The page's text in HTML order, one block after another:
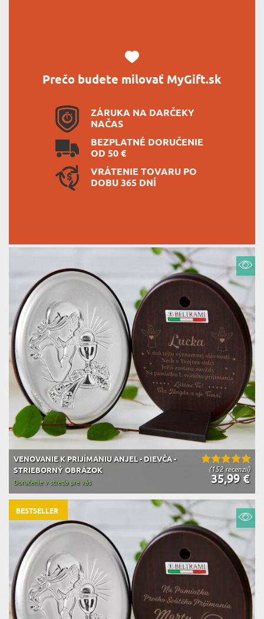
Prečo budete milovať MyGift.sk
ZÁRUKA NA DARČEKY
NAČAS
BEZPLATNÉ DORUČENIE
OD 50 €
VRÁTENIE TOVARU PO
DOBU 365 DNÍ
(152 recenzií)
VENOVANIE K PRIJÍMANIU ANJEL - DIEVČA -
STRIEBORNÝ OBRÁZOK
35,99 €
Doručenie v streda pre vás
BESTSELLER